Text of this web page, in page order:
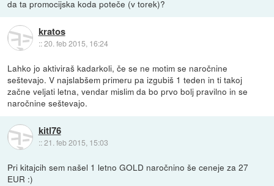
da ta promocijska koda poteče (v torek)?
kratos
::20. feb 2015, 16:24
Lahko jo aktiviraš kadarkoli, če se ne motim se naročnine
seštevajo. V najslabšem primeru pa izgubiš 1 teden in ti takoj
začne veljati letna, vendar mislim da bo prvo bolj pravilno in se
naročnine seštevajo.
kitl76
::21. feb 2015, 15:03
Pri kitajcih sem našel 1 letno GOLD naročnino še ceneje za 27
EUR :)